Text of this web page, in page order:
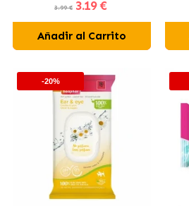
Gatos 28x18 cm
3.99 € 3.19 €
Añadir al Carrito
-20%